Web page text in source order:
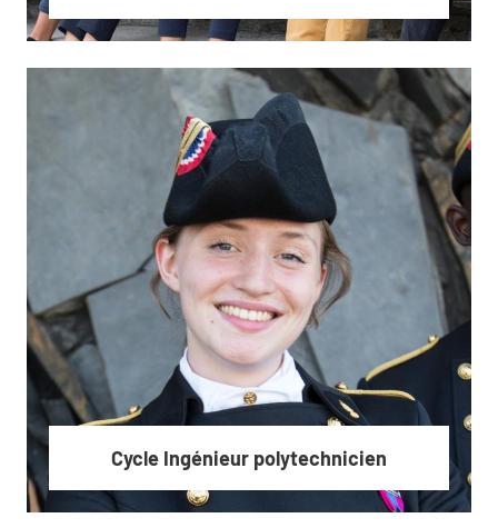
Bachelor of Science
En savoir plus
Cycle Ingénieur polytechnicien